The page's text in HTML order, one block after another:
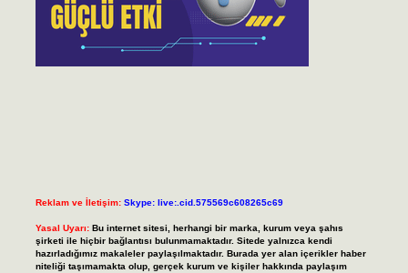
Reklam ve İletişim: Skype: live:.cid.575569c608265c69
Yasal Uyarı: Bu internet sitesi, herhangi bir marka, kurum veya şahıs
şirketi ile hiçbir bağlantısı bulunmamaktadır. Sitede yalnızca kendi
hazırladığımız makaleler paylaşılmaktadır. Burada yer alan içerikler haber
niteliği taşımamakta olup, gerçek kurum ve kişiler hakkında paylaşım